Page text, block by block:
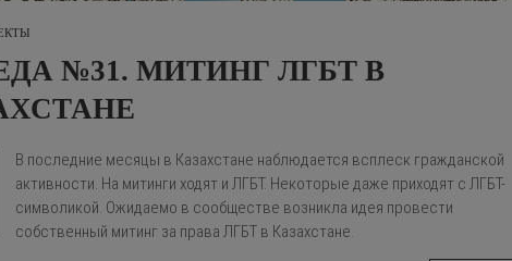
№31. МИТИНГ ЛГБТ В
В последние месяцы в Казахстане наблюдается всплеск гражданской
активности. На митинги ходят и ЛГБТ. Некоторые даже приходят с ЛГБТ-
символикой. Ожидаемо в сообществе возникла идея провести
собственный митинг за права ЛГБТ в Казахстане.